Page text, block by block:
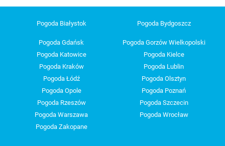
Pogoda Białystok Pogoda Bydgoszcz
Pogoda Gdańsk
Pogoda Gorzów Wielkopolski
Pogoda Katowice
Pogoda Kielce
Pogoda Kraków
Pogoda Lublin
Pogoda Łódź
Pogoda Olsztyn
Pogoda Opole
Pogoda Poznań
Pogoda Rzeszów
Pogoda Szczecin
Pogoda Warszawa
Pogoda Wrocław
Pogoda Zakopane